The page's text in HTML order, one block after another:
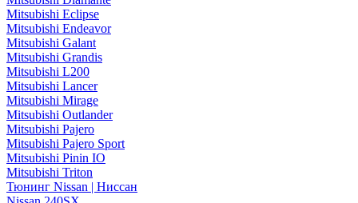
Mitsubishi Eclipse
Mitsubishi Endeavor
Mitsubishi Galant
Mitsubishi Grandis
Mitsubishi L200
Mitsubishi Lancer
Mitsubishi Mirage
Mitsubishi Outlander
Mitsubishi Pajero
Mitsubishi Pajero Sport
Mitsubishi Pinin IO
Mitsubishi Triton
Тюнинг Nissan | Ниссан